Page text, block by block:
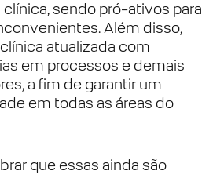
sendo pró-ativos para
Além disso,
atualizada com
em processos e demais
a fim de garantir um
em todas as áreas do
que essas ainda são